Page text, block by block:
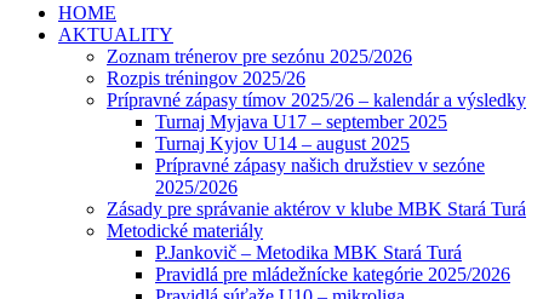
HOME
AKTUALITY
Zoznam trénerov pre sezónu 2025/2026
Rozpis tréningov 2025/26
Prípravné zápasy tímov 2025/26 – kalendár a výsledky
Turnaj Myjava U17 – september 2025
Turnaj Kyjov U14 – august 2025
Prípravné zápasy našich družstiev v sezóne
2025/2026
Zásady pre správanie aktérov v klube MBK Stará Turá
Metodické materiály
P.Jankovič – Metodika MBK Stará Turá
Pravidlá pre mládežnícke kategórie 2025/2026